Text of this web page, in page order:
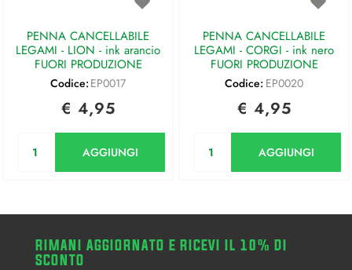
PENNA CANCELLABILE
LEGAMI - LION - ink arancio
FUORI PRODUZIONE
Codice: EP0017
€ 4,95
AGGIUNGI
PENNA CANCELLABILE
LEGAMI - CORGI - ink nero
FUORI PRODUZIONE
Codice: EP0020
€ 4,95
AGGIUNGI
RIMANI AGGIORNATO E RICEVI IL 10% DI
SCONTO